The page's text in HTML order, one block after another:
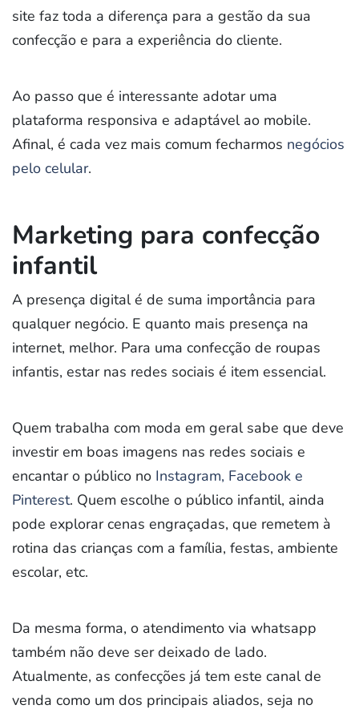
site faz toda a diferença para a gestão da sua
confecção e para a experiência do cliente.
Ao passo que é interessante adotar uma
plataforma responsiva e adaptável ao mobile.
Afinal, é cada vez mais comum fecharmos negócios
pelo celular.
Marketing para confecção
infantil
A presença digital é de suma importância para
qualquer negócio. E quanto mais presença na
internet, melhor. Para uma confecção de roupas
infantis, estar nas redes sociais é item essencial.
Quem trabalha com moda em geral sabe que deve
investir em boas imagens nas redes sociais e
encantar o público no Instagram, Facebook e
Pinterest. Quem escolhe o público infantil, ainda
pode explorar cenas engraçadas, que remetem à
rotina das crianças com a família, festas, ambiente
escolar, etc.
Da mesma forma, o atendimento via whatsapp
também não deve ser deixado de lado.
Atualmente, as confecções já tem este canal de
venda como um dos principais aliados, seja no